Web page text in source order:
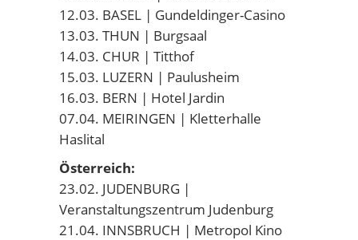
12.03. BASEL | Gundeldinger-Casino
13.03. THUN | Burgsaal
14.03. CHUR | Titthof
15.03. LUZERN | Paulusheim
16.03. BERN | Hotel Jardin
07.04. MEIRINGEN | Kletterhalle
Haslital
Österreich:
23.02. JUDENBURG |
Veranstaltungszentrum Judenburg
21.04. INNSBRUCH | Metropol Kino